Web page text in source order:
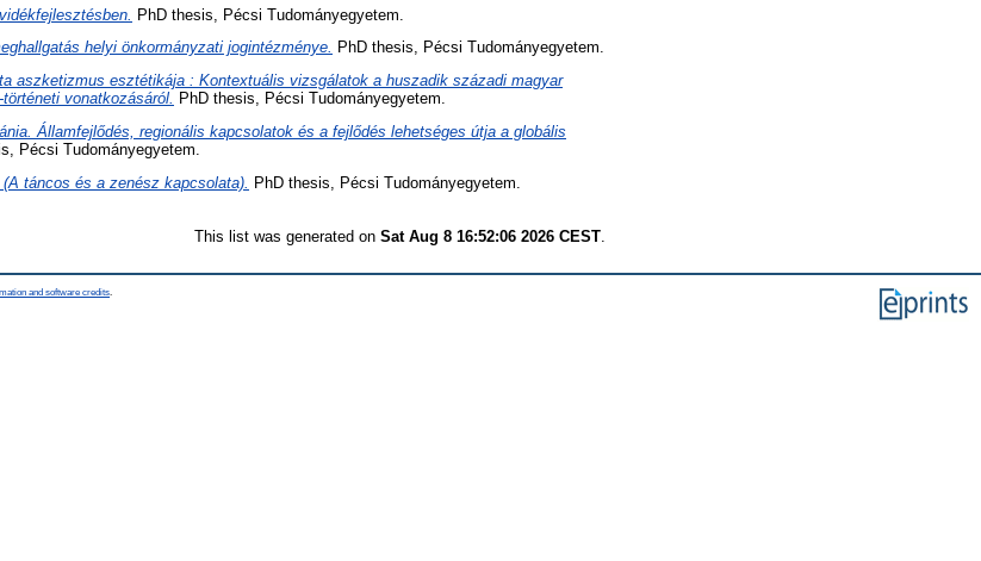
PhD thesis, Pécsi Tudományegyetem.
helyi önkormányzati jogintézménye. PhD thesis, Pécsi Tudományegyetem.
aszketizmus esztétikája : Kontextuális vizsgálatok a huszadik századi magyar
vonatkozásáról. PhD thesis, Pécsi Tudományegyetem.
Államfejlődés, regionális kapcsolatok és a fejlődés lehetséges útja a globális
Pécsi Tudományegyetem.
táncos és a zenész kapcsolata). PhD thesis, Pécsi Tudományegyetem.
This list was generated on Sat Aug 8 16:52:06 2026 CEST
and software credits